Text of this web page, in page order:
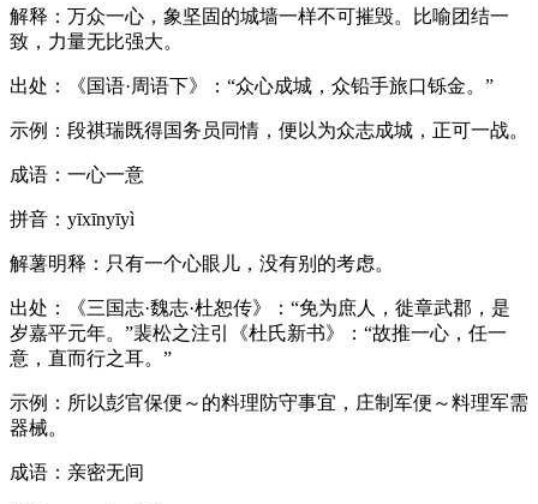
解释：万众一心，象坚固的城墙一样不可摧毁。比喻团结一
致，力量无比强大。
出处：《国语·周语下》：“众心成城，众铅手旅口铄金。”
示例：段祺瑞既得国务员同情，便以为众志成城，正可一战。
成语：一心一意
拼音：yīxīnyīyì
解薯明释：只有一个心眼儿，没有别的考虑。
出处：《三国志·魏志·杜恕传》：“免为庶人，徙章武郡，是
岁嘉平元年。”裴松之注引《杜氏新书》：“故推一心，任一
意，直而行之耳。”
示例：所以彭官保便～的料理防守事宜，庄制军便～料理军需
器械。
成语：亲密无间